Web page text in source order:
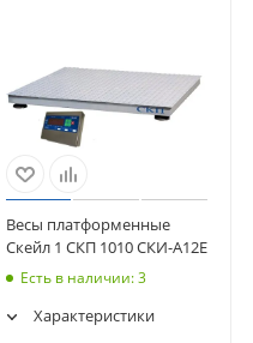
Весы платформенные
Скейл 1 СКП 1010 СКИ-А12Е
Есть в наличии: 3
Характеристики